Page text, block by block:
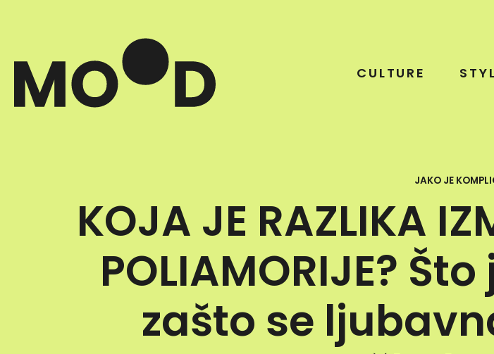
CULTURE
JAKO JE
KOJA JE RAZLIKA
POLIAMORIJE?
zašto se